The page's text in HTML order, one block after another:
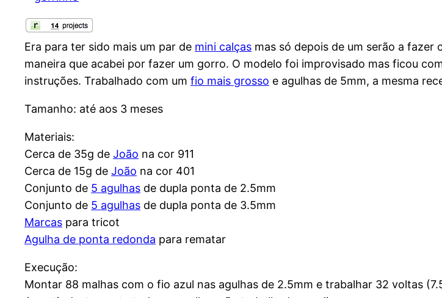
Era para ter sido mais um par de mini calças mas só depois de um serão a fazer
maneira que acabei por fazer um gorro. O modelo foi improvisado mas ficou
instruções. Trabalhado com um fio mais grosso e agulhas de 5mm, a mesma
Tamanho: até aos 3 meses
Materiais:
Cerca de 35g de João na cor 911
Cerca de 15g de João na cor 401
Conjunto de 5 agulhas de dupla ponta de 2.5mm
Conjunto de 5 agulhas de dupla ponta de 3.5mm
Marcas para tricot
Agulha de ponta redonda para rematar
Execução:
Montar 88 malhas com o fio azul nas agulhas de 2.5mm e trabalhar 32 voltas